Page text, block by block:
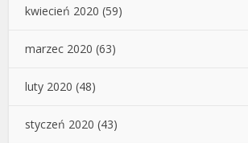
kwiecień 2020 (59)
marzec 2020 (63)
luty 2020 (48)
styczeń 2020 (43)